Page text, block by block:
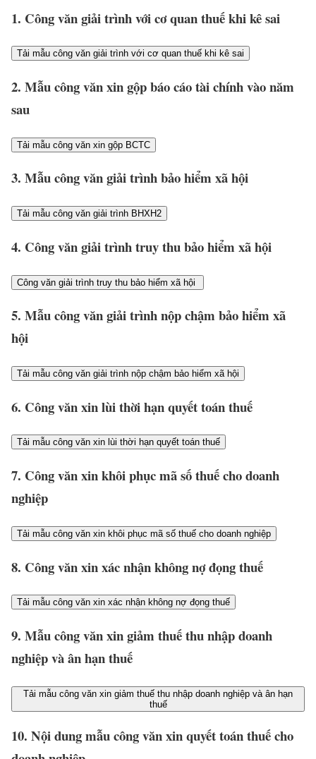
1. Công văn giải trình với cơ quan thuế khi kê sai
Tải mẫu công văn giải trình với cơ quan thuế khi kê sai
2. Mẫu công văn xin gộp báo cáo tài chính vào năm
sau
Tải mẫu công văn xin gộp BCTC
3. Mẫu công văn giải trình bảo hiểm xã hội
Tải mẫu công văn giải trình BHXH2
4. Công văn giải trình truy thu bảo hiểm xã hội
Công văn giải trình truy thu bảo hiểm xã hội
5. Mẫu công văn giải trình nộp chậm bảo hiểm xã
hội
Tải mẫu công văn giải trình nộp chậm bảo hiểm xã hội
6. Công văn xin lùi thời hạn quyết toán thuế
Tải mẫu công văn xin lùi thời hạn quyết toán thuế
7. Công văn xin khôi phục mã số thuế cho doanh
nghiệp
Tải mẫu công văn xin khôi phục mã số thuế cho doanh nghiệp
8. Công văn xin xác nhận không nợ đọng thuế
Tải mẫu công văn xin xác nhận không nợ đọng thuế
9. Mẫu công văn xin giảm thuế thu nhập doanh
nghiệp và ân hạn thuế
Tải mẫu công văn xin giảm thuế thu nhập doanh nghiệp và ân hạn
thuế
10. Nội dung mẫu công văn xin quyết toán thuế cho